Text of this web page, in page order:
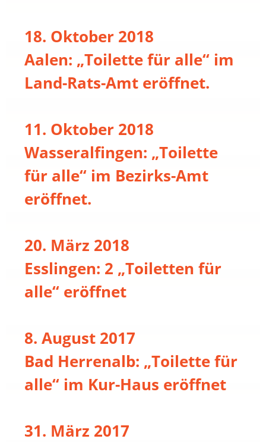
18. Oktober 2018
Aalen: „Toilette für alle“ im
Land-Rats-Amt eröffnet.
11. Oktober 2018
Wasseralfingen: „Toilette
für alle“ im Bezirks-Amt
eröffnet.
20. März 2018
Esslingen: 2 „Toiletten für
alle“ eröffnet
8. August 2017
Bad Herrenalb: „Toilette für
alle“ im Kur-Haus eröffnet
31. März 2017